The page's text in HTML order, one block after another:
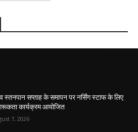
स्तनपान सप्ताह के समापन पर नर्सिंग स्टाफ के लिए
कार्यक्रम आयोजित
7, 2026